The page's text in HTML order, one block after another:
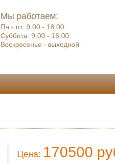
Мы работаем:
Пн - пт:9.00 - 18.00
Суббота:9:00 - 16:00
Воскресенье - выходной
Цена: 170500